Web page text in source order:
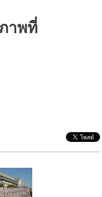
าพที่